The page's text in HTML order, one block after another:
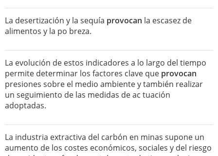
La desertización y la sequía provocan la escasez de
alimentos y la po breza.
La evolución de estos indicadores a lo largo del tiempo
permite determinar los factores clave que provocan
presiones sobre el medio ambiente y también realizar
un seguimiento de las medidas de ac tuación
adoptadas.
La industria extractiva del carbón en minas supone un
aumento de los costes económicos, sociales y del riesgo